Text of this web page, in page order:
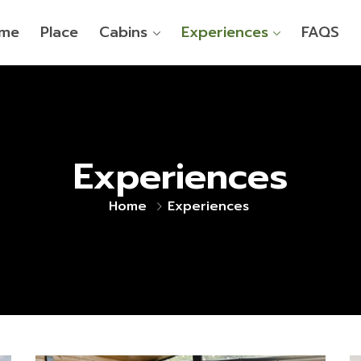
Place Cabins Experiences FAQS
Experiences
Home Experiences